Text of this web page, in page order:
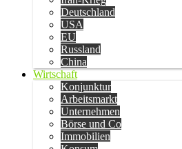
Deutschland
USA
EU
Russland
China
Wirtschaft
Konjunktur
Arbeitsmarkt
Unternehmen
Börse und Co
Immobilien